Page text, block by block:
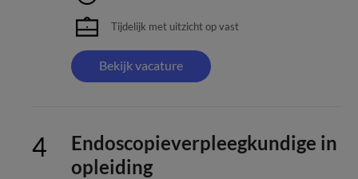
Tijdelijk met uitzicht op vast
Bekijk vacature
Endoscopieverpleegkundige in
opleiding